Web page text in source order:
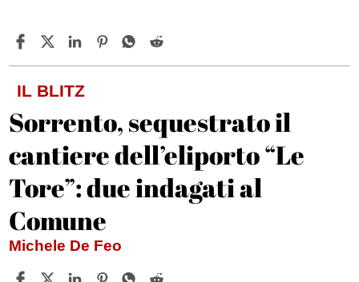
IL BLITZ
Sorrento, sequestrato il
cantiere dell’eliporto “Le
Tore”: due indagati al
Comune
Michele De Feo